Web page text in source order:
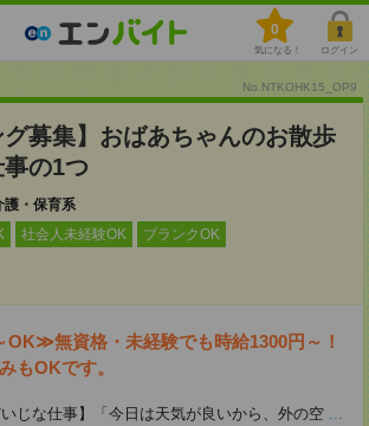
0
気になる！ ログイン
No.NTKOHK15_OP9
グ募集】おばあちゃんのお散歩
の1つ
護・保育系
社会人未経験OK ブランクOK
無資格・未経験でも時給1300円～！
もOKです。
いじな仕事】「今日は天気が良いから、外の空 ...